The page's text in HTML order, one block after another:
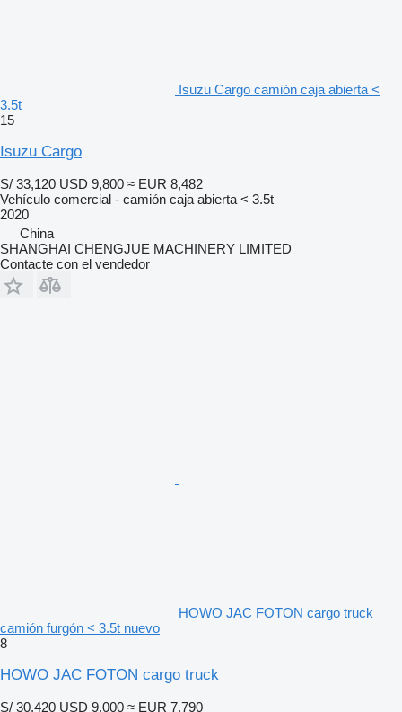
Isuzu Cargo camión caja abierta <
3.5t
15
Isuzu Cargo
S/ 33,120 USD 9,800 ≈ EUR 8,482
Vehículo comercial - camión caja abierta < 3.5t
2020
China
SHANGHAI CHENGJUE MACHINERY LIMITED
Contacte con el vendedor
HOWO JAC FOTON cargo truck
camión furgón < 3.5t nuevo
8
HOWO JAC FOTON cargo truck
S/ 30,420 USD 9,000 ≈ EUR 7,790